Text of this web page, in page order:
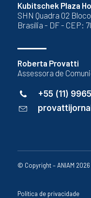
Kubitschek Plaza
SHN Quadra 02 Bloco
Brasília - DF - CEP:
Roberta Provatti
Assessora de
+55 (11)
© Copyright – ANIAM 2026
Política de privacidade